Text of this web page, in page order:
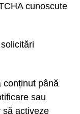
cunoscute
conținut până
sau
să activeze